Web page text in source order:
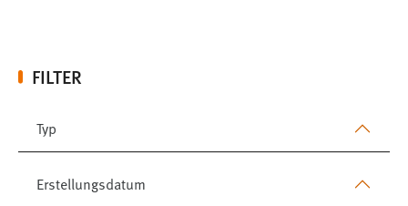
FILTER
Typ
Erstellungsdatum